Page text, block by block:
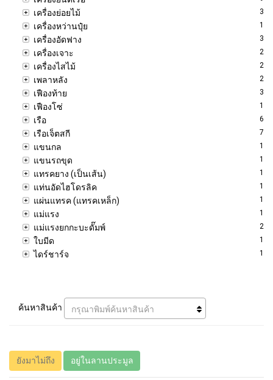
เครื่องย่อยไม้ 3
เครื่องหว่านปุ๋ย 1
เครื่องอัดฟาง 3
เครื่องเจาะ 2
เครื่องไสไม้ 2
เพลาหลัง 2
เฟืองท้าย 3
เฟืองโซ่ 1
เรือ 6
เรือเจ็ตสกี 7
แขนกล 1
แขนรถขุด 1
แทรคยาง (เป็นเส้น) 1
แท่นอัดไฮโดรลิค 1
แผ่นแทรค (แทรคเหล็ก) 1
แม่แรง 1
แม่แรงยกกะบะดั๊มพ์ 2
ใบมีด 1
ไดร์ชาร์จ 1
ค้นหาสินค้า กรุณาพิมพ์ค้นหาสินค้า
ยังมาไม่ถึง อยู่ในลานประมูล